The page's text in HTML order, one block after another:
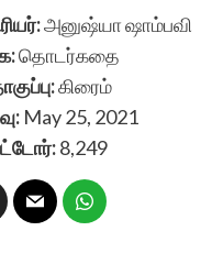
அனுஷ்யா ஷாம்பவி
தொடர்கதை
கிரைம்
May 25, 2021
8,249